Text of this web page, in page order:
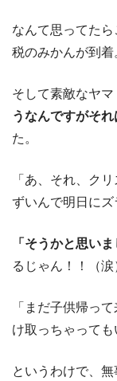
なんて思ってた
税のみかんが到着
そして素敵なヤマ
うなんですがそれ
た。
「あ、それ、ク
ずいんで明日にズ
「そうかと思いま
るじゃん！！（涙
「まだ子供帰っ
け取っちゃっても
というわけで、